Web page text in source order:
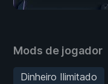
Mods de jogador
Dinheiro Ilimitado